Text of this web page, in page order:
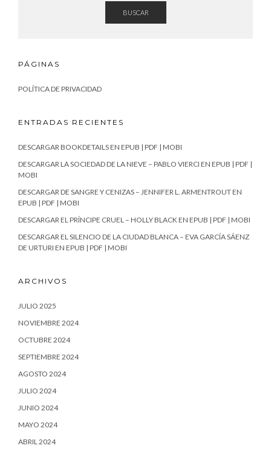
BUSCAR
PÁGINAS
POLÍTICA DE PRIVACIDAD
ENTRADAS RECIENTES
DESCARGAR BOOKDETAILS EN EPUB | PDF | MOBI
DESCARGAR LA SOCIEDAD DE LA NIEVE – PABLO VIERCI EN EPUB | PDF |
MOBI
DESCARGAR DE SANGRE Y CENIZAS – JENNIFER L. ARMENTROUT EN
EPUB | PDF | MOBI
DESCARGAR EL PRÍNCIPE CRUEL – HOLLY BLACK EN EPUB | PDF | MOBI
DESCARGAR EL SILENCIO DE LA CIUDAD BLANCA – EVA GARCÍA SÁENZ
DE URTURI EN EPUB | PDF | MOBI
ARCHIVOS
JULIO 2025
NOVIEMBRE 2024
OCTUBRE 2024
SEPTIEMBRE 2024
AGOSTO 2024
JULIO 2024
JUNIO 2024
MAYO 2024
ABRIL 2024